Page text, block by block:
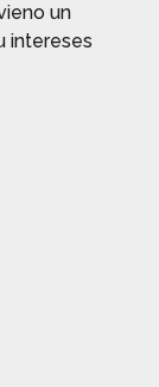
un
intereses